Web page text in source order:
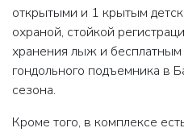
открытыми и 1 крытым
охраной, стойкой
хранения лыж и
гондольного подъемника в
сезона.
Кроме того, в комплексе